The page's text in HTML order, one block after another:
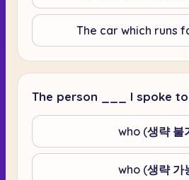
The car which runs
The person ___ I spoke
who (생략 불
who (생략 가